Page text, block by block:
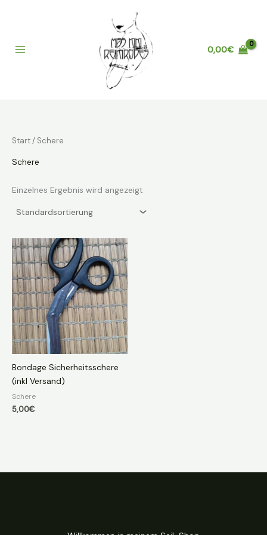
0,00€
Start/ Schere
Schere
Einzelnes Ergebnis wird angezeigt
Bondage Sicherheitsschere
(inkl Versand)
Schere
5,00€